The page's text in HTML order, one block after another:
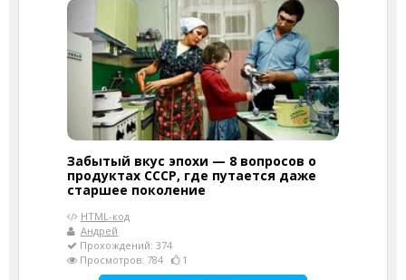
Забытый вкус эпохи — 8 вопросов о
продуктах СССР, где путается даже
старшее поколение
HTML-код
Андрей
Прохождений: 374
Просмотров: 784
1